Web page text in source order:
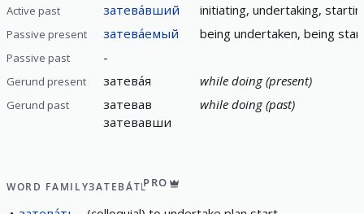
Active past затева́вший initiating, undertaking,
Passive present затева́емый being undertaken, being
Passive past -
Gerund present затева́я while doing (present)
Gerund past
затевав
затевавши
while doing (past)
WORD FAMILYЗАТЕВА́ТЬPRO